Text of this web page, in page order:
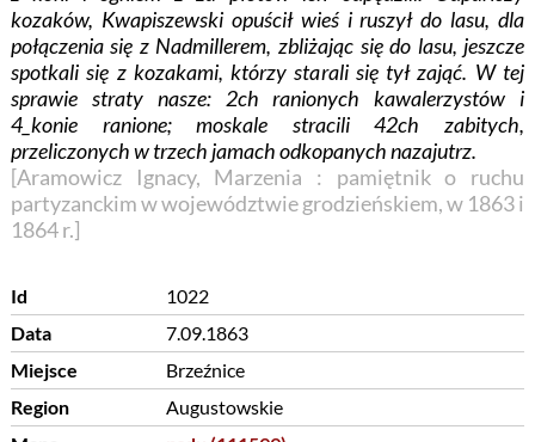
kozaków, Kwapiszewski opuścił wieś i ruszył do lasu, dla
połączenia się z Nadmillerem, zbliżając się do lasu, jeszcze
spotkali się z kozakami, którzy starali się tył zająć. W tej
sprawie straty nasze: 2ch ranionych kawalerzystów i
4_konie ranione; moskale stracili 42ch zabitych,
przeliczonych w trzech jamach odkopanych nazajutrz.
[Aramowicz Ignacy, Marzenia : pamiętnik o ruchu
partyzanckim w województwie grodzieńskiem, w 1863 i
1864 r.]
Id
1022
Data
7.09.1863
Miejsce
Brzeźnice
Region
Augustowskie